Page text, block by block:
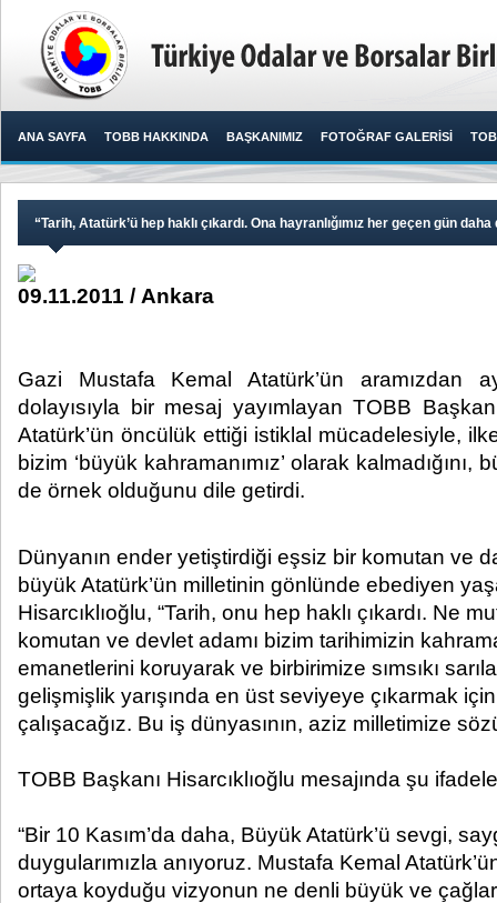
ANA SAYFA TOBB HAKKINDA BAŞKANIMIZ FOTOĞRAF GALERİSİ
“Tarih, Atatürk’ü hep haklı çıkardı. Ona hayranlığımız her geçen gün daha
09.11.2011 / Ankara
Gazi Mustafa Kemal Atatürk’ün aramızdan
dolayısıyla bir mesaj yayımlayan TOBB
Atatürk’ün öncülük ettiği istiklal mücadelesiyle,
bizim ‘büyük kahramanımız’ olarak
de örnek olduğunu dile getirdi. ​ ​
Dünyanın ender yetiştirdiği eşsiz bir komutan ve
büyük Atatürk’ün milletinin gönlünde ebediyen
Hisarcıklıoğlu, “Tarih, onu hep haklı çıkardı. Ne
komutan ve devlet adamı bizim tarihimizin
emanetlerini koruyarak ve birbirimize sımsıkı
gelişmişlik yarışında en üst seviyeye çıkarmak
çalışacağız. Bu iş dünyasının, aziz milletimize
TOBB Başkanı Hisarcıklıoğlu mesajında şu
“Bir 10 Kasım’da daha, Büyük Atatürk’ü sevgi,
duygularımızla anıyoruz. Mustafa Kemal
ortaya koyduğu vizyonun ne denli büyük ve